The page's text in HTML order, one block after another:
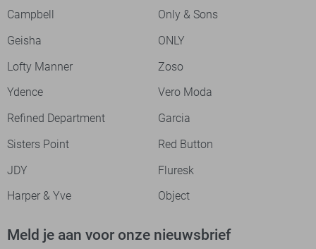
Campbell
Only & Sons
Geisha
ONLY
Lofty Manner
Zoso
Ydence
Vero Moda
Refined Department
Garcia
Sisters Point
Red Button
JDY
Fluresk
Harper & Yve
Object
Meld je aan voor onze nieuwsbrief